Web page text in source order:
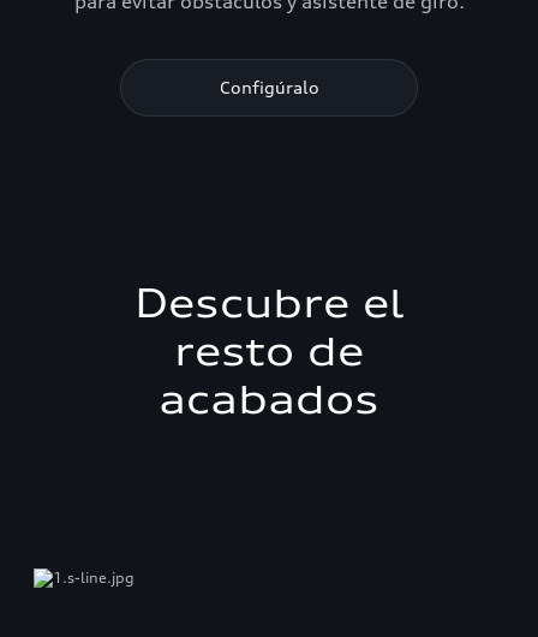
Configúralo
Descubre el
resto de
acabados